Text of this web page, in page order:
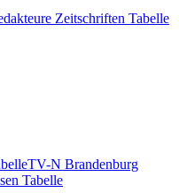
Zeitschriften Tabelle
TV-N Brandenburg
Tabelle